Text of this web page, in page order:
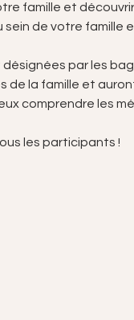
famille et
de votre famille
par les
la famille et
comprendre les
les participants !